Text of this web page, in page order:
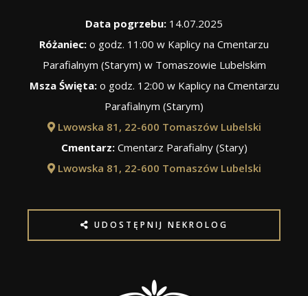
Data pogrzebu: 14.07.2025
Różaniec: o godz. 11:00 w Kaplicy na Cmentarzu
Parafialnym (Starym) w Tomaszowie Lubelskim
Msza Święta:o godz. 12:00 w Kaplicy na Cmentarzu
Parafialnym (Starym)
Lwowska 81, 22-600 Tomaszów Lubelski
Cmentarz:Cmentarz Parafialny (Stary)
Lwowska 81, 22-600 Tomaszów Lubelski
UDOSTĘPNIJ NEKROLOG